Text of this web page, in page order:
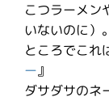
こつラーメン
いないのに）。
ところでこ
ー』
ダサダサのネ